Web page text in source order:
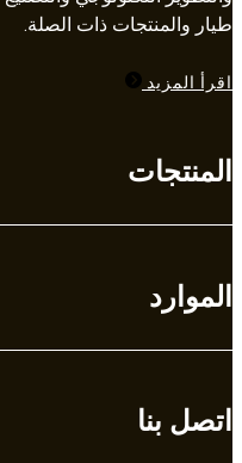
طيار والمنتجات ذات الصلة.​​​​​​​
اقرأ المزيد
المنتجات
الموارد
اتصل بنا